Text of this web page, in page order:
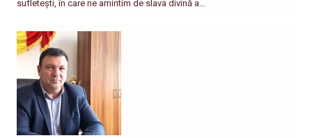
sufletești, în care ne amintim de slava divină a…